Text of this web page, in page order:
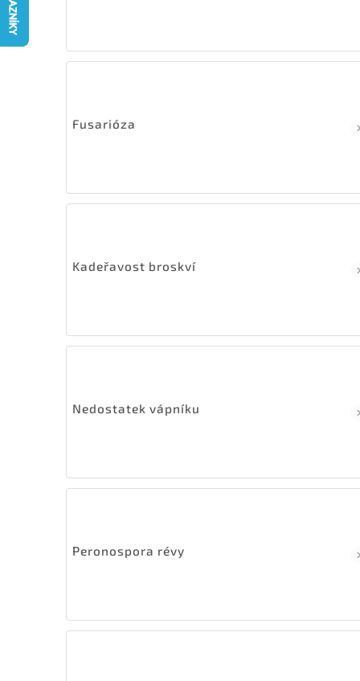
Fusarióza
Kadeřavost broskví
Nedostatek vápníku
Peronospora révy